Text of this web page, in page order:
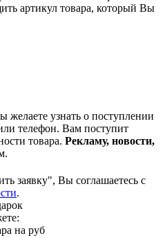
артикул товара, который Вы
желаете узнать о поступлении
телефон. Вам поступит
товара. Рекламу, новости,
заявку", Вы соглашаетесь с
.
на руб